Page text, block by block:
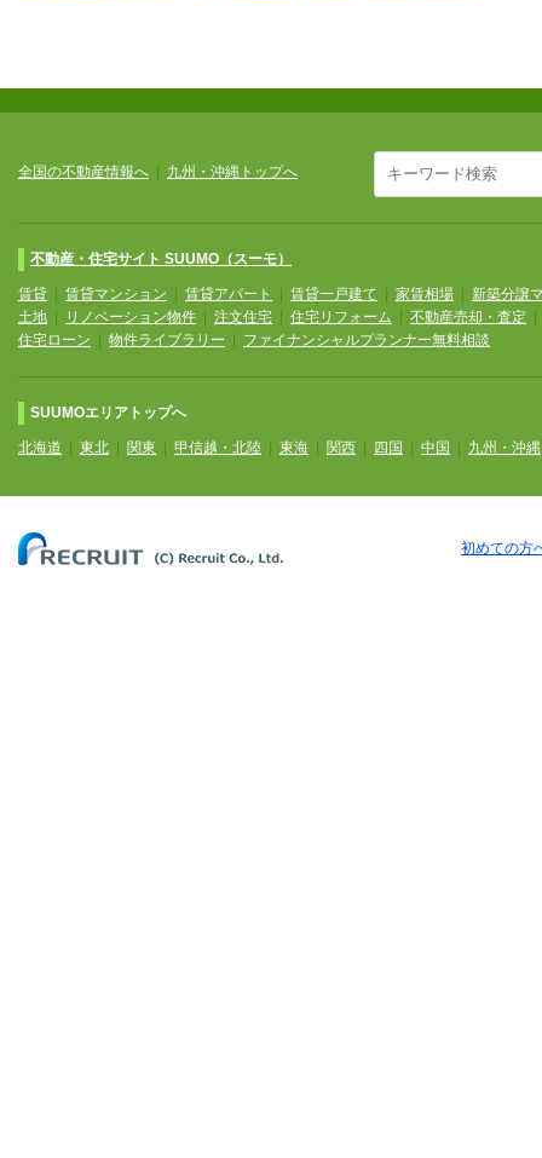
全国の不動産情報へ 九州・沖縄トップへ
不動産・住宅サイト SUUMO（スーモ）
賃貸 賃貸マンション 賃貸アパート 賃貸一戸建て 家賃相場
新築分譲
土地
リノベーション物件 注文住宅 住宅リフォーム 不動産売却・査定
住宅ローン
物件ライブラリー ファイナンシャルプランナー無料相談
SUUMOエリアトップへ
北海道 東北 関東 甲信越・北陸 東海 関西 四国 中国 九州・沖縄
初めての方